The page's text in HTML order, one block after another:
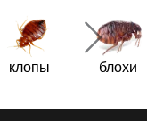
блохи
клопы